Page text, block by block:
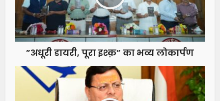
”अधूरी डायरी, पूरा इश्क़” का भव्य लोकार्पण